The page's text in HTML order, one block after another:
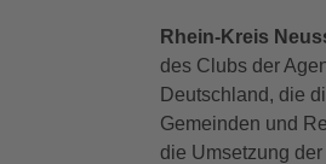
Rhein-Kreis
des Clubs der
Deutschland, die
Gemeinden und
die Umsetzung